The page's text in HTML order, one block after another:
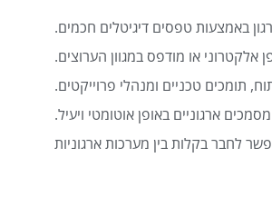
באמצעות טפסים דיגיטלים חכמים.
אלקטרוני או מודפס במגוון הערוצים.
תומכים טכניים ומנהלי פרוייקטים.